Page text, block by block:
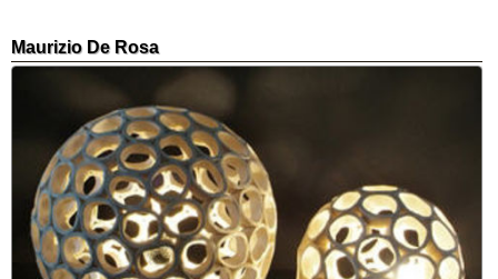
Maurizio De Rosa